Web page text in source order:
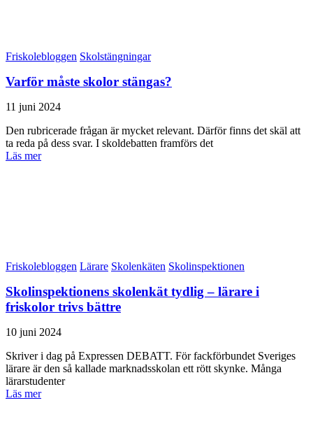
Friskolebloggen Skolstängningar
Varför måste skolor stängas?
11 juni 2024
Den rubricerade frågan är mycket relevant. Därför finns det skäl att
ta reda på dess svar. I skoldebatten framförs det
Läs mer
Friskolebloggen Lärare Skolenkäten Skolinspektionen
Skolinspektionens skolenkät tydlig – lärare i
friskolor trivs bättre
10 juni 2024
Skriver i dag på Expressen DEBATT. För fackförbundet Sveriges
lärare är den så kallade marknadsskolan ett rött skynke. Många
lärarstudenter
Läs mer